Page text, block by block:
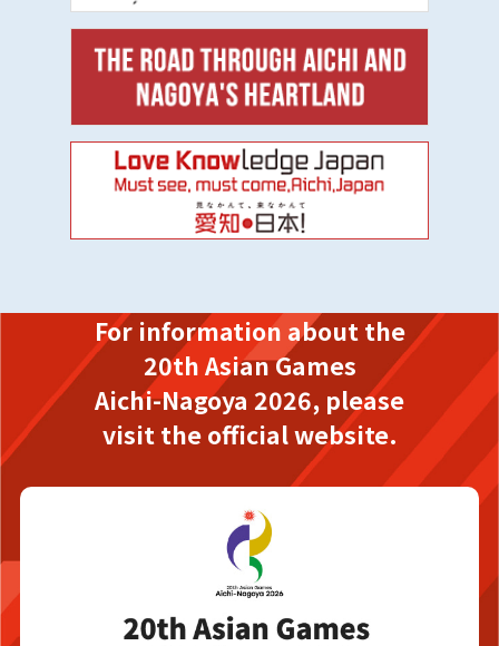
For information about the
20th Asian Games
Aichi-Nagoya 2026, please
visit the official website.